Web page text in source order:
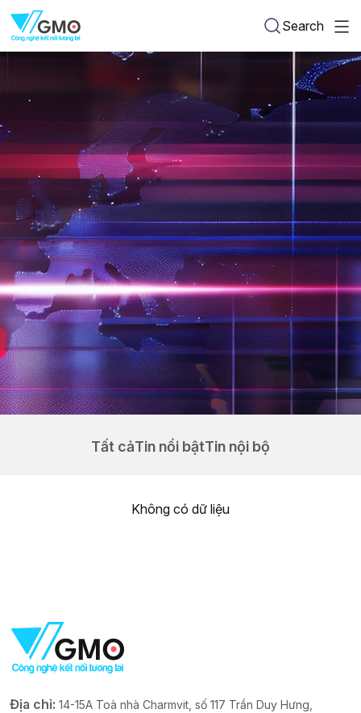
Search
Tất cảTin nổi bậtTin nội bộ
Không có dữ liệu
Địa chỉ: 14-15A Toà nhà Charmvit, số 117 Trần Duy Hưng,